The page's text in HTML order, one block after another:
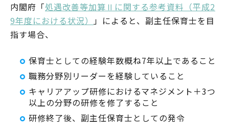
内閣府「処遇改善等加算Ⅱに関する参考資料（平成2
9年度における状況） 」によると、副主任保育士を目
指す場合、
保育士としての経験年数概ね7年以上であること
職務分野別リーダーを経験していること
キャリアアップ研修におけるマネジメント＋3つ
以上の分野の研修を修了すること
研修終了後、副主任保育士としての発令